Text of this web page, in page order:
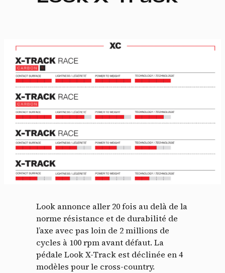
Look annonce aller 20 fois au delà de la
norme résistance et de durabilité de
l’axe avec pas loin de 2 millions de
cycles à 100 rpm avant défaut. La
pédale Look X-Track est déclinée en 4
modèles pour le cross-country.